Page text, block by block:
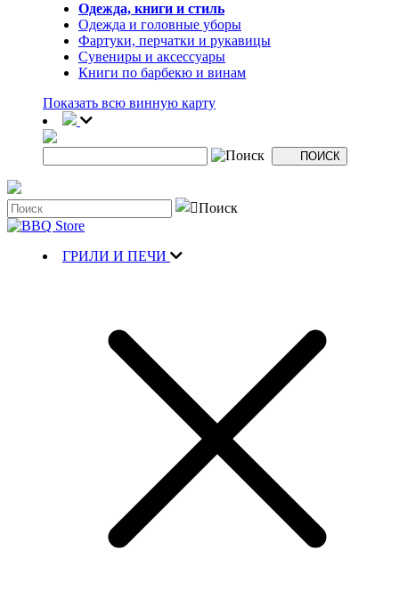
Одежда, книги и стиль
Одежда и головные уборы
Фартуки, перчатки и рукавицы
Сувениры и аксессуары
Книги по барбекю и винам
Показать всю винную карту
ГРИЛИ И ПЕЧИ